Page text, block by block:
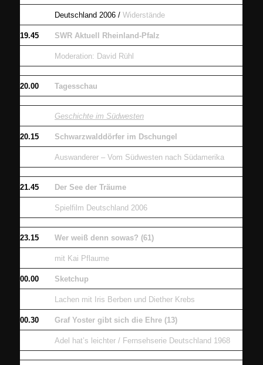
Deutschland 2006 /Widerstände
19.45 SWR Aktuell Rheinland-Pfalz
Moderation: David Rühl
20.00 Tagesschau
Geschichte im Südwesten
20.15 Schwarzwalddörfer im Dschungel
Auswanderer – Vom Südwesten nach Südamerika
21.45 Der See der Träume
Spielfilm Deutschland 2006
23.15 Wer weiß denn sowas? (61)
mit Kai Pflaume
00.00 Sketchup
Lachen mit Iris Berben und Diether Krebs
00.30 Graf Yoster gibt sich die Ehre (13)
Adel hat’s leichter / Fernsehserie Deutschland 1968